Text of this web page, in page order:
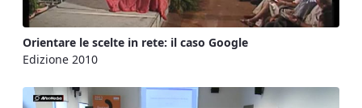
Orientare le scelte in rete: il caso Google
Edizione 2010